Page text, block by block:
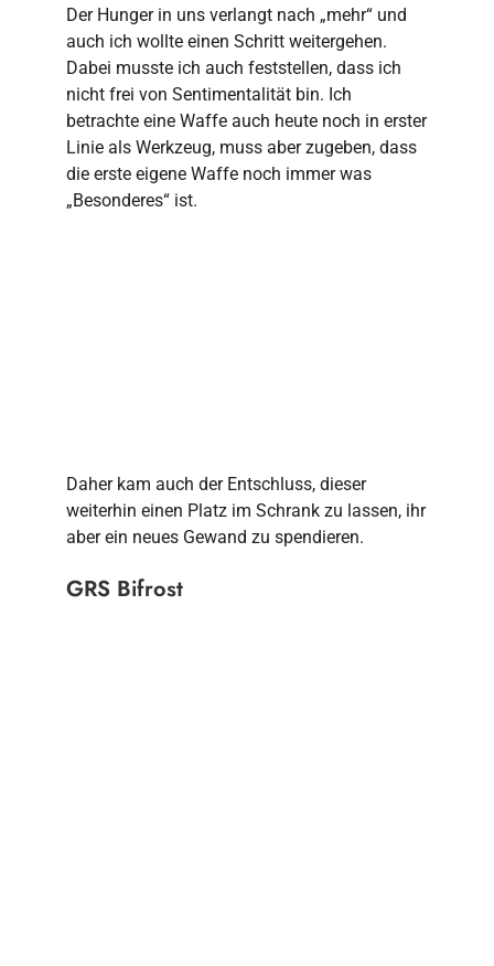
Der Hunger in uns verlangt nach „mehr“ und
auch ich wollte einen Schritt weitergehen.
Dabei musste ich auch feststellen, dass ich
nicht frei von Sentimentalität bin. Ich
betrachte eine Waffe auch heute noch in erster
Linie als Werkzeug, muss aber zugeben, dass
die erste eigene Waffe noch immer was
„Besonderes“ ist.
Daher kam auch der Entschluss, dieser
weiterhin einen Platz im Schrank zu lassen, ihr
aber ein neues Gewand zu spendieren.
GRS Bifrost